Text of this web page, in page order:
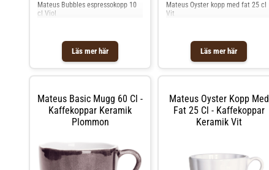
Läs mer här
Mateus Bubbles espressokopp 10
cl Viol
Läs mer här
Mateus Oyster kopp med fat 25 cl
Vit
Mateus Basic Mugg 60 Cl -
Kaffekoppar Keramik
Plommon
Mateus Oyster Kopp Med
Fat 25 Cl - Kaffekoppar
Keramik Vit